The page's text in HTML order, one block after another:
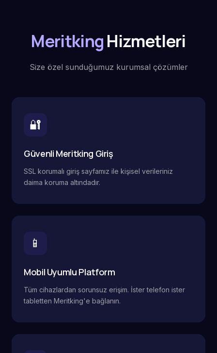
MeritkingHizmetleri
Size özel sunduğumuz kurumsal çözümler
🔐
Güvenli Meritking Giriş
SSL korumalı giriş sayfamız ile kişisel verileriniz
daima koruma altındadır.
📱
Mobil Uyumlu Platform
Tüm cihazlardan sorunsuz erişim. İster telefon ister
tabletten Meritking'e bağlanın.